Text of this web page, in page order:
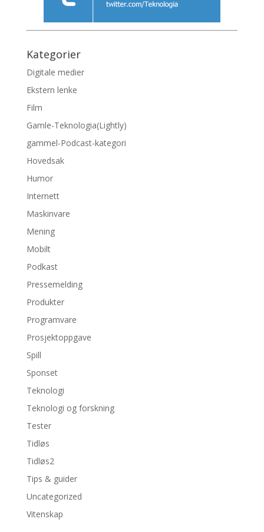
Kategorier
Digitale medier
Ekstern lenke
Film
Gamle-Teknologia(Lightly)
gammel-Podcast-kategori
Hovedsak
Humor
Internett
Maskinvare
Mening
Mobilt
Podkast
Pressemelding
Produkter
Programvare
Prosjektoppgave
Spill
Sponset
Teknologi
Teknologi og forskning
Tester
Tidløs
Tidløs2
Tips & guider
Uncategorized
Vitenskap